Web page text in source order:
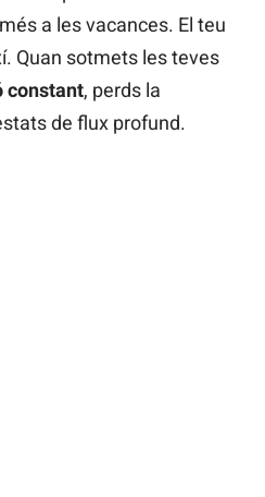
a les vacances. El teu
Quan sotmets les teves
constant, perds la
de flux profund.